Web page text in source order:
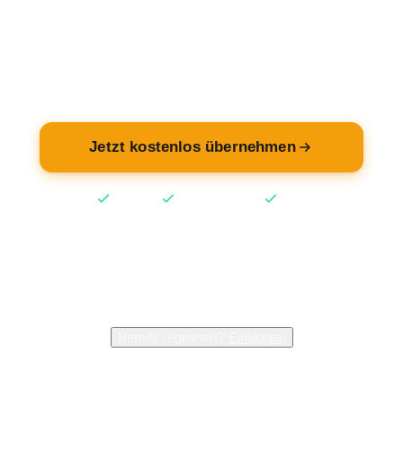
Jetzt kostenlos übernehmen